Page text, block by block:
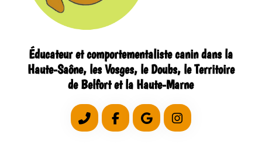
Éducateur et comportementaliste canin dans la
Haute-Saône, les Vosges, le Doubs, le Territoire
de Belfort et la Haute-Marne